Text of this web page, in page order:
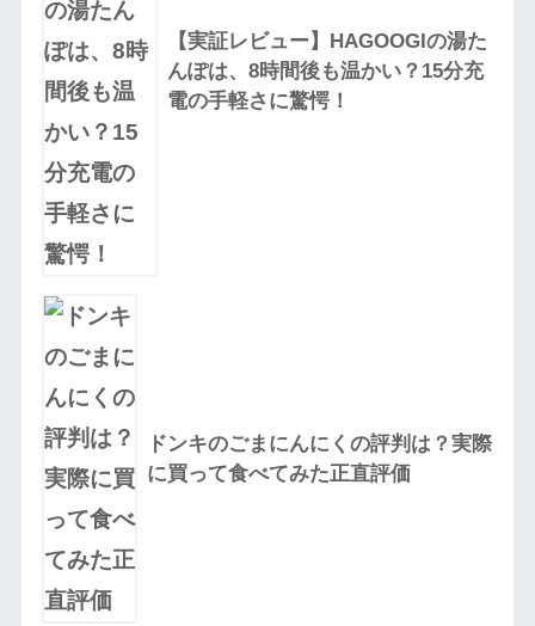
【実証レビュー】HAGOOGIの湯た
んぽは、8時間後も温かい？15分充
電の手軽さに驚愕！
ドンキのごまにんにくの評判は？実際
に買って食べてみた正直評価